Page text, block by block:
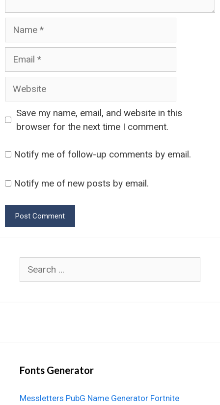
Website
Save my name, email, and website in this
browser for the next time I comment.
Notify me of follow-up comments by email.
Notify me of new posts by email.
for:
Fonts Generator
Messletters PubG Name Generator Fortnite